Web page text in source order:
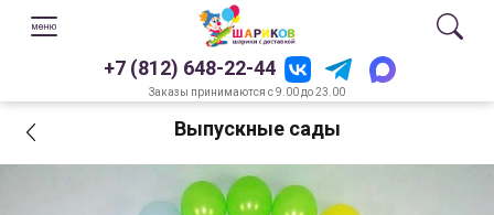
+7 (812) 648-22-44
Заказы принимаются с 9.00 до 23.00
Выпускные сады